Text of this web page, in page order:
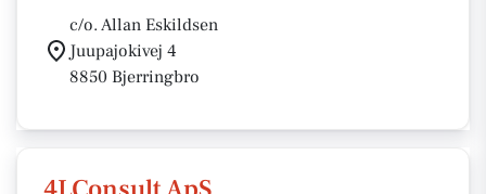
c/o. Allan Eskildsen
Juupajokivej 4
8850 Bjerringbro